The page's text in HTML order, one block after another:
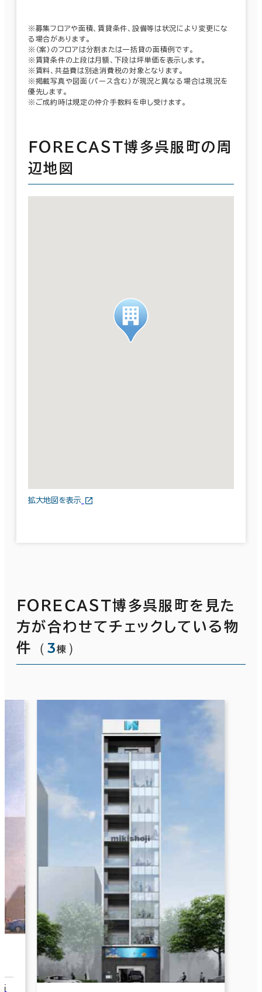
※募集フロアや面積、賃貸条件、設備等は状況により変更にな
る場合があります。
※（案）のフロアは分割または一括貸の面積例です。
※賃貸条件の上段は月額、下段は坪単価を表示します。
※賃料、共益費は別途消費税の対象となります。
※掲載写真や図面（パース含む）が現況と異なる場合は現況を
優先します。
※ご成約時は規定の仲介手数料を申し受けます。
ＦＯＲＥＣＡＳＴ博多呉服町の周
辺地図
拡大地図を表示
ＦＯＲＥＣＡＳＴ博多呉服町を見た
方が合わせてチェックしている物
件
（ 3棟 ）
博多祇園ＮＫビル